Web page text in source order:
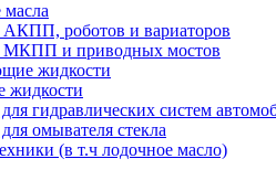
АКПП, роботов и вариаторов
МКПП и приводных мостов
жидкости
жидкости
гидравлических систем
омывателя стекла
(в т.ч лодочное масло)